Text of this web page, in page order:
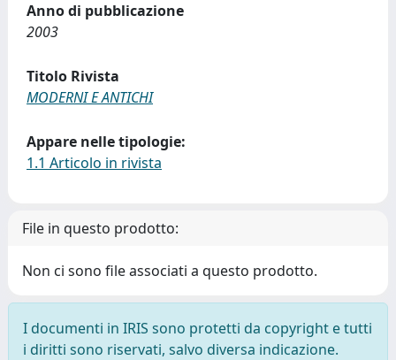
Anno di pubblicazione
2003
Titolo Rivista
MODERNI E ANTICHI
Appare nelle tipologie:
1.1 Articolo in rivista
File in questo prodotto:
Non ci sono file associati a questo prodotto.
I documenti in IRIS sono protetti da copyright e tutti
i diritti sono riservati, salvo diversa indicazione.